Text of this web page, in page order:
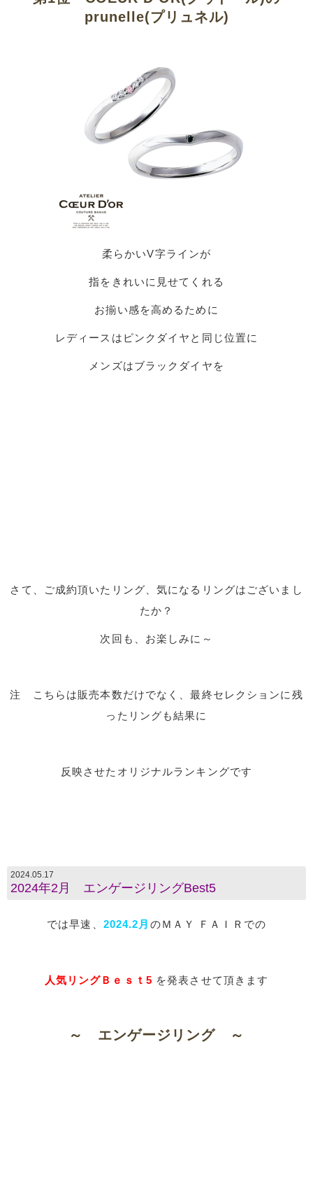
prunelle(プリュネル)
柔らかいV字ラインが
指をきれいに見せてくれる
お揃い感を高めるために
レディースはピンクダイヤと同じ位置に
メンズはブラックダイヤを
さて、ご成約頂いたリング、気になるリングはございまし
たか？
次回も、お楽しみに～
注 こちらは販売本数だけでなく、最終セレクションに残
ったリングも結果に
反映させたオリジナルランキングです
2024.05.17
2024年2月 エンゲージリングBest5
では早速、 2024.2月 のＭＡＹ ＦＡＩＲでの
人気リングＢｅｓｔ5 を発表させて頂きます​
～ エンゲージリング ～